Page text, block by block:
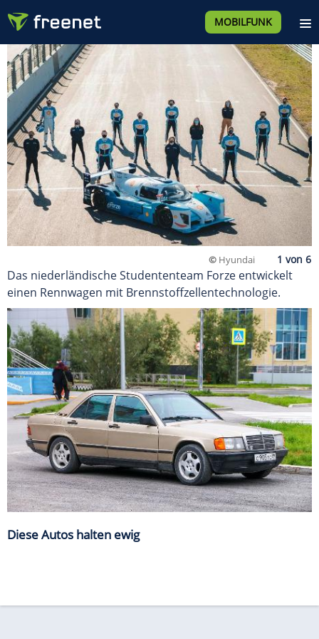
MOBILFUNK
© Hyundai
Das niederländische Studententeam Forze entwickelt
einen Rennwagen mit Brennstoffzellentechnologie.
Diese Autos halten ewig